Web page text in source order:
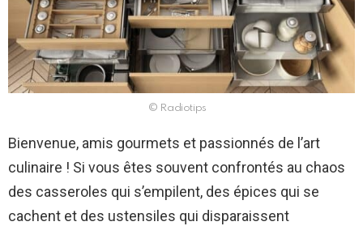
© Radiotips
Bienvenue, amis gourmets et passionnés de l’art
culinaire ! Si vous êtes souvent confrontés au chaos
des casseroles qui s’empilent, des épices qui se
cachent et des ustensiles qui disparaissent